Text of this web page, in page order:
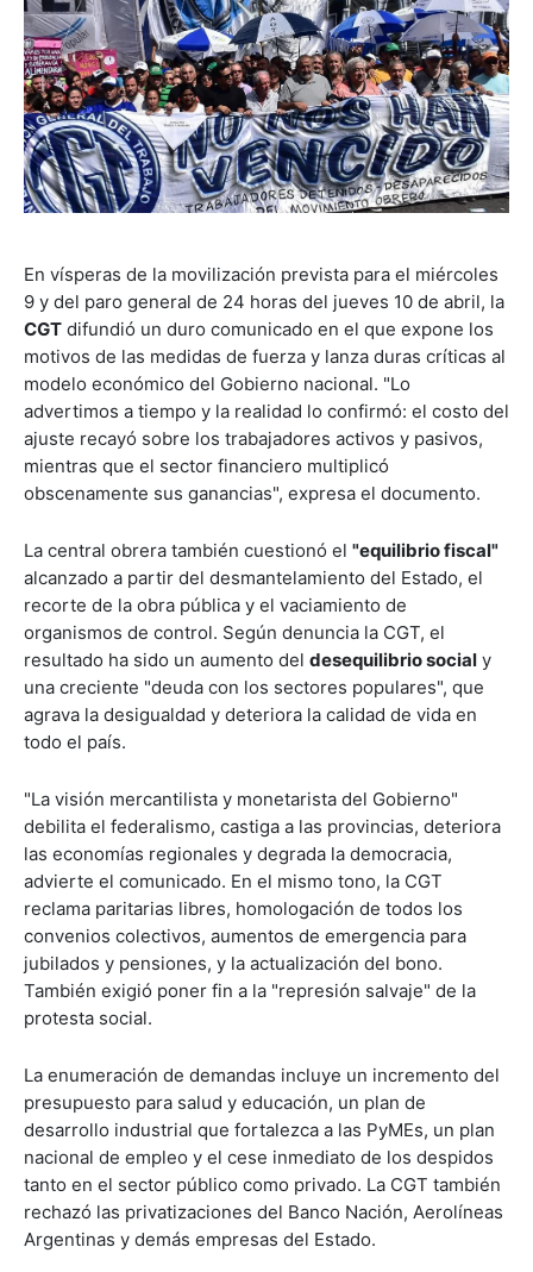
En vísperas de la movilización prevista para el miércoles
9 y del paro general de 24 horas del jueves 10 de abril, la
CGT difundió un duro comunicado en el que expone los
motivos de las medidas de fuerza y lanza duras críticas al
modelo económico del Gobierno nacional. "Lo
advertimos a tiempo y la realidad lo confirmó: el costo del
ajuste recayó sobre los trabajadores activos y pasivos,
mientras que el sector financiero multiplicó
obscenamente sus ganancias", expresa el documento.
La central obrera también cuestionó el "equilibrio fiscal"
alcanzado a partir del desmantelamiento del Estado, el
recorte de la obra pública y el vaciamiento de
organismos de control. Según denuncia la CGT, el
resultado ha sido un aumento del desequilibrio social y
una creciente "deuda con los sectores populares", que
agrava la desigualdad y deteriora la calidad de vida en
todo el país.
"La visión mercantilista y monetarista del Gobierno"
debilita el federalismo, castiga a las provincias, deteriora
las economías regionales y degrada la democracia,
advierte el comunicado. En el mismo tono, la CGT
reclama paritarias libres, homologación de todos los
convenios colectivos, aumentos de emergencia para
jubilados y pensiones, y la actualización del bono.
También exigió poner fin a la "represión salvaje" de la
protesta social.
La enumeración de demandas incluye un incremento del
presupuesto para salud y educación, un plan de
desarrollo industrial que fortalezca a las PyMEs, un plan
nacional de empleo y el cese inmediato de los despidos
tanto en el sector público como privado. La CGT también
rechazó las privatizaciones del Banco Nación, Aerolíneas
Argentinas y demás empresas del Estado.